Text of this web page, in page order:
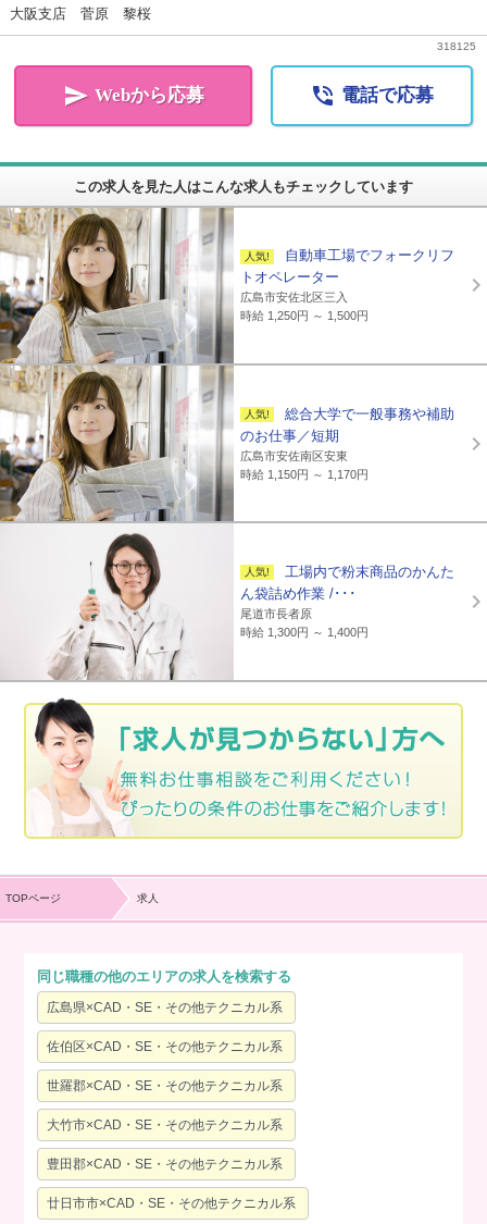
大阪支店 菅原 黎桜
318125
 Webから応募  電話で応募
この求人を見た人はこんな求人もチェックしています
自動車工場でフォークリフ
トオペレーター
広島市安佐北区三入
時給 1,250円 ～ 1,500円
総合大学で一般事務や補助
のお仕事／短期
広島市安佐南区安東
時給 1,150円 ～ 1,170円
工場内で粉末商品のかんた
ん袋詰め作業 /･･･
尾道市長者原
時給 1,300円 ～ 1,400円
TOPページ 求人
同じ職種の他のエリアの求人を検索する
広島県×CAD・SE・その他テクニカル系
佐伯区×CAD・SE・その他テクニカル系
世羅郡×CAD・SE・その他テクニカル系
大竹市×CAD・SE・その他テクニカル系
豊田郡×CAD・SE・その他テクニカル系
廿日市市×CAD・SE・その他テクニカル系